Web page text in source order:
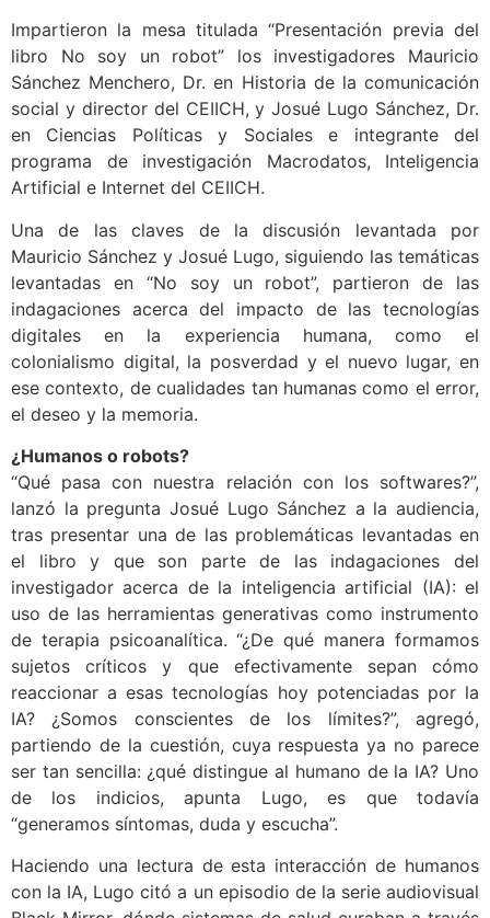
Impartieron la mesa titulada “Presentación previa del
libro No soy un robot” los investigadores Mauricio
Sánchez Menchero, Dr. en Historia de la comunicación
social y director del CEIICH, y Josué Lugo Sánchez, Dr.
en Ciencias Políticas y Sociales e integrante del
programa de investigación Macrodatos, Inteligencia
Artificial e Internet del CEIICH.
Una de las claves de la discusión levantada por
Mauricio Sánchez y Josué Lugo, siguiendo las temáticas
levantadas en “No soy un robot”, partieron de las
indagaciones acerca del impacto de las tecnologías
digitales en la experiencia humana, como el
colonialismo digital, la posverdad y el nuevo lugar, en
ese contexto, de cualidades tan humanas como el error,
el deseo y la memoria.
¿Humanos o robots?
“Qué pasa con nuestra relación con los softwares?”,
lanzó la pregunta Josué Lugo Sánchez a la audiencia,
tras presentar una de las problemáticas levantadas en
el libro y que son parte de las indagaciones del
investigador acerca de la inteligencia artificial (IA): el
uso de las herramientas generativas como instrumento
de terapia psicoanalítica. “¿De qué manera formamos
sujetos críticos y que efectivamente sepan cómo
reaccionar a esas tecnologías hoy potenciadas por la
IA? ¿Somos conscientes de los límites?”, agregó,
partiendo de la cuestión, cuya respuesta ya no parece
ser tan sencilla: ¿qué distingue al humano de la IA? Uno
de los indicios, apunta Lugo, es que todavía
“generamos síntomas, duda y escucha”.
Haciendo una lectura de esta interacción de humanos
con la IA, Lugo citó a un episodio de la serie audiovisual